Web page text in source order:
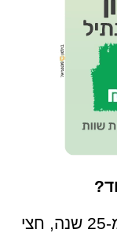
לדעתי אני מהוותיקים בעיר. יותר מ-25 שנה, חצי